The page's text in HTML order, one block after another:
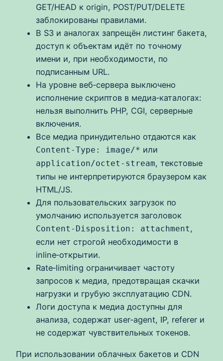
GET/HEAD к origin, POST/PUT/DELETE
заблокированы правилами.
В S3 и аналогах запрещён листинг бакета,
доступ к объектам идёт по точному
имени и, при необходимости, по
подписанным URL.
На уровне веб‑сервера выключено
исполнение скриптов в медиа‑каталогах:
нельзя выполнить PHP, CGI, серверные
включения.
Все медиа принудительно отдаются как
Content-Type: image/* или
application/octet-stream, текстовые
типы не интерпретируются браузером как
HTML/JS.
Для пользовательских загрузок по
умолчанию используется заголовок
Content-Disposition: attachment,
если нет строгой необходимости в
inline‑открытии.
Rate‑limiting ограничивает частоту
запросов к медиа, предотвращая скачки
нагрузки и грубую эксплуатацию CDN.
Логи доступа к медиа доступны для
анализа, содержат user‑agent, IP, referer и
не содержат чувствительных токенов.
При использовании облачных бакетов и CDN